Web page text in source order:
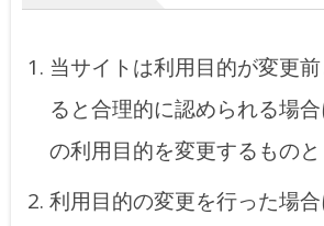
当サイトは利用目的が変更
ると合理的に認められる場
の利用目的を変更するものと
利用目的の変更を行った場